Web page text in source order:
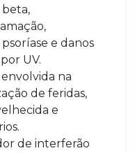
e danos
UV.
na
de feridas,
e
de interferão